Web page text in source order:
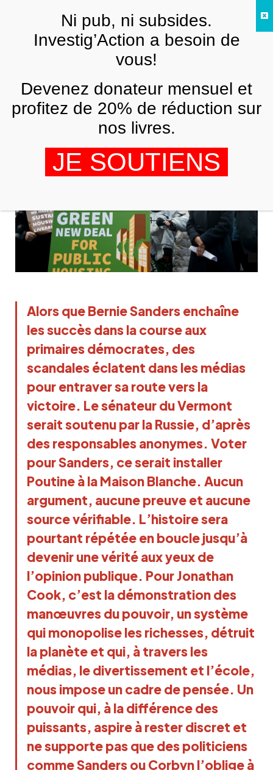
Comment nous restons aveugles à
l’histoire du pouvoir
MOUVEMENT DU 15 DÉCEMBRE 28 FÉVRIER 2020
Alors que Bernie Sanders enchaîne
les succès dans la course aux
primaires démocrates, des
scandales éclatent dans les médias
pour entraver sa route vers la
victoire. Le sénateur du Vermont
serait soutenu par la Russie, d’après
des responsables anonymes. Voter
pour Sanders, ce serait installer
Poutine à la Maison Blanche. Aucun
argument, aucune preuve et aucune
source vérifiable. L’histoire sera
pourtant répétée en boucle jusqu’à
devenir une vérité aux yeux de
l’opinion publique. Pour Jonathan
Cook, c’est la démonstration des
manœuvres du pouvoir, un système
qui monopolise les richesses, détruit
la planète et qui, à travers les
médias, le divertissement et l’école,
nous impose un cadre de pensée. Un
pouvoir qui, à la différence des
puissants, aspire à rester discret et
ne supporte pas que des politiciens
comme Sanders ou Corbyn l’oblige à
ANALYSES ET TÉMOIGNAGES
FRNi pub, ni subsides.
Investig’Action a besoin de
vous!
Devenez donateur mensuel et
profitez de 20% de réduction sur
nos livres.
JE SOUTIENS